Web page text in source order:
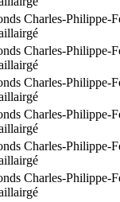
Charles-Philippe-
Charles-Philippe-
Charles-Philippe-
Charles-Philippe-
Charles-Philippe-
Charles-Philippe-